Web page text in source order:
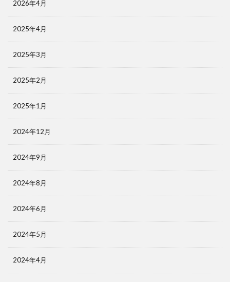
2026年4月
2025年4月
2025年3月
2025年2月
2025年1月
2024年12月
2024年9月
2024年8月
2024年6月
2024年5月
2024年4月